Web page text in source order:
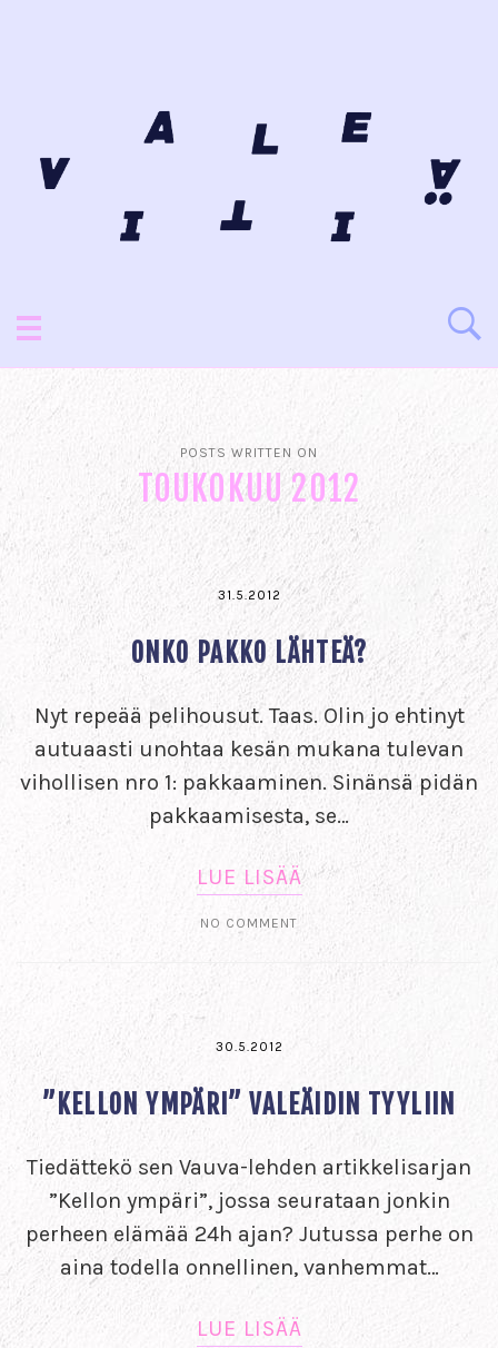
POSTS WRITTEN ON
TOUKOKUU 2012
31.5.2012
ONKO PAKKO LÄHTEÄ?
Nyt repeää pelihousut. Taas. Olin jo ehtinyt
autuaasti unohtaa kesän mukana tulevan
vihollisen nro 1: pakkaaminen. Sinänsä pidän
pakkaamisesta, se…
LUE LISÄÄ
NO COMMENT
30.5.2012
”KELLON YMPÄRI” VALEÄIDIN TYYLIIN
Tiedättekö sen Vauva-lehden artikkelisarjan
”Kellon ympäri”, jossa seurataan jonkin
perheen elämää 24h ajan? Jutussa perhe on
aina todella onnellinen, vanhemmat…
LUE LISÄÄ